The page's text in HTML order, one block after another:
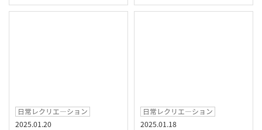
日常レクリエ―ション
2025.01.20
日常レクリエ―ション
2025.01.18